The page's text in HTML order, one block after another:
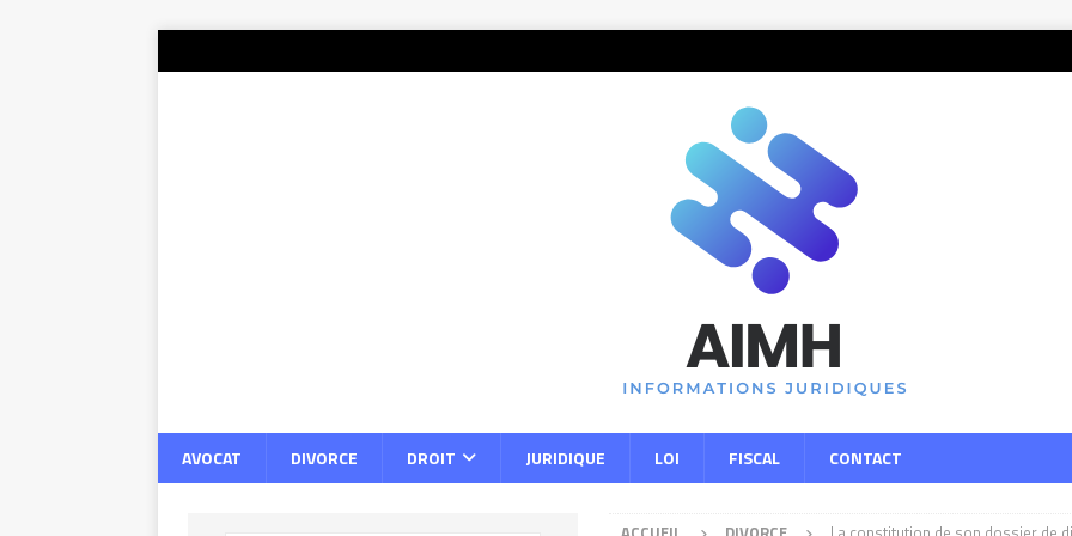
AVOCAT DIVORCE DROIT JURIDIQUE LOI FISCAL CONTACT